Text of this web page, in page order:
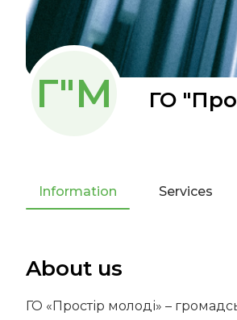
Г"М ГО
Information Services
About us
ГО «Простір молоді» –